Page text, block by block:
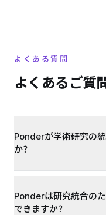
よくある質問
よくあるご質
Ponderが学術研究の
か？
Ponderは研究統合の
できますか？